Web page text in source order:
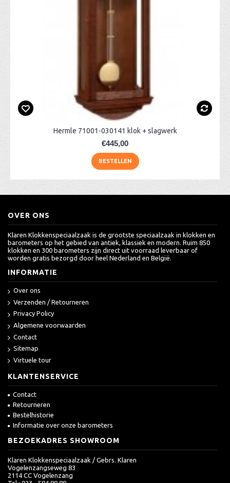
Hermle 71001-030141 klok + slagwerk
€445,00
BESTELLEN
OVER ONS
Klaren Klokkenspeciaalzaak is de grootste speciaalzaak in klokken en
barometers op het gebied van antiek, klassiek en modern. Ruim 850
klokken en 300 barometers zijn direct uit voorraad leverbaar of
worden gratis bezorgd door heel Nederland en België.
INFORMATIE
Over ons
Verzenden / Retourneren
Privacy Policy
Algemene voorwaarden
Contact
Sitemap
Virtuele tour
KLANTENSERVICE
Contact
Retourneren
Bestelhistorie
Informatie over onze barometers
BEZOEKADRES SHOWROOM
Klaren Klokkenspeciaalzaak / Gebrs. Klaren
Vogelenzangseweg 83
2114 CC Vogelenzang